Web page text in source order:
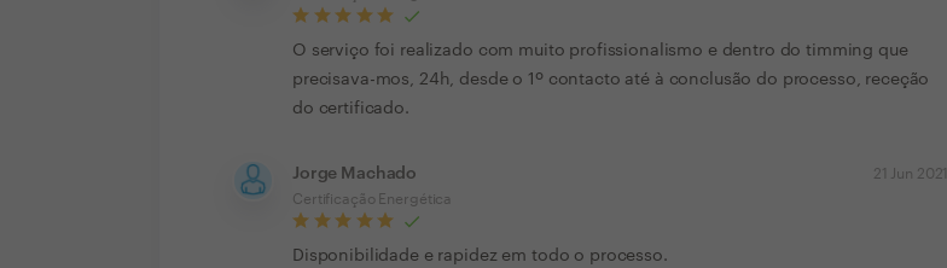
O serviço foi realizado com muito profissionalismo e dentro do timming que
precisava-mos, 24h, desde o 1º contacto até à conclusão do processo, receção
do certificado.
Jorge Machado
Certificação Energética
21 Jun 2021
Disponibilidade e rapidez em todo o processo.